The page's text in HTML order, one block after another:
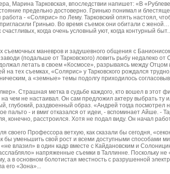
Марина Тарковская, впоследствии напишет: «В
предельно достоверно. Гринько понимал и
работа - «Солярис» по Лему. Тарковский опять настоял,
Гринько. Во время съемок они обитали с
когда очень условный уют, когда контурный
съемочных маневров и задушевного общения с Банионисом
(подальше от Тарковского) ловить рыбу недалеко
летать в своем «Космосе», разрываясь между
на тех съемках, «Солярис» у Тарковского рождался
а «земные» темы подолгу приходилось
Страшная метка в судьбе каждого, кто вошел в этот
чем не настаивал. Он сам предложил актеру выбрать ту
глубокий, раздвоенный образ. «Андрей тогда посмотрел
пальто - и вмиг отказался от идеи, - вспоминает Айше. -
конечно, расстроился. Хотя не подал виду. Он начал
своего Профессора ветхую, как сказали бы сегодня,
бы уменьшить свой рост и всеми доступными способами
«не влазил» в один кадр вместе с Кайдановским и
напряженные съемки в Таллинне. Поскольку
а в основном болотистая местность с разрушенной
его «Зона»...